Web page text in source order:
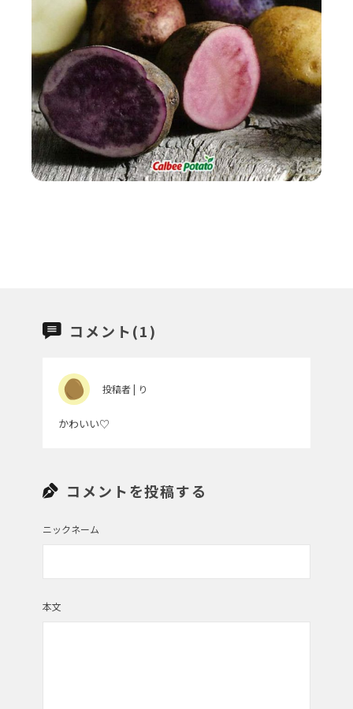
コメント(1)
投稿者 | り
かわいい♡
コメントを投稿する
ニックネーム
本文